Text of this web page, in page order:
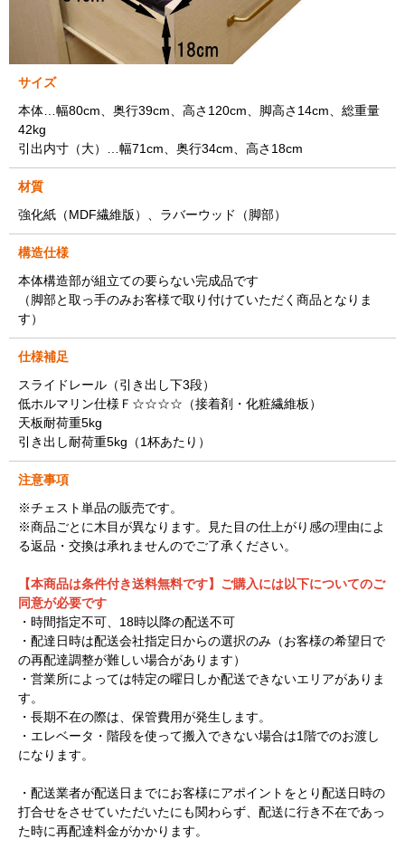
サイズ
本体…幅80cm、奥行39cm、高さ120cm、脚高さ14cm、総重量
42kg
引出内寸（大）…幅71cm、奥行34cm、高さ18cm
材質
強化紙（MDF繊維版）、ラバーウッド（脚部）
構造仕様
本体構造部が組立ての要らない完成品です
（脚部と取っ手のみお客様で取り付けていただく商品となりま
す）
仕様補足
スライドレール（引き出し下3段）
低ホルマリン仕様Ｆ☆☆☆☆（接着剤・化粧繊維板）
天板耐荷重5kg
引き出し耐荷重5kg（1杯あたり）
注意事項
※チェスト単品の販売です。
※商品ごとに木目が異なります。見た目の仕上がり感の理由によ
る返品・交換は承れませんのでご了承ください。
【本商品は条件付き送料無料です】ご購入には以下についてのご
同意が必要です
・時間指定不可、18時以降の配送不可
・配達日時は配送会社指定日からの選択のみ（お客様の希望日で
の再配達調整が難しい場合があります）
・営業所によっては特定の曜日しか配送できないエリアがありま
す。
・長期不在の際は、保管費用が発生します。
・エレベータ・階段を使って搬入できない場合は1階でのお渡し
になります。
・配送業者が配送日までにお客様にアポイントをとり配送日時の
打合せをさせていただいたにも関わらず、配送に行き不在であっ
た時に再配達料金がかかります。